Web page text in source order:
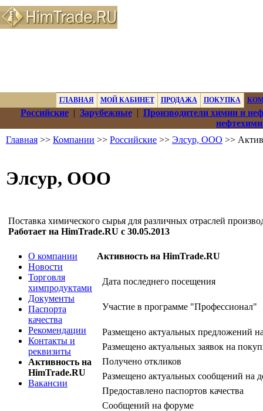
ГЛАВНАЯ МОЙ КАБИНЕТ ПРОДАЖА ПОКУПКА
Российские| Зарубежные| Производители химии и
Главная >> Компании >> Российские >> Элсур, ООО >>
Элсур, ООО
Поставка химического сырья для различных отраслей
Работает на HimTrade.RU с 30.05.2013
О компании
Новости
Торговля
химпродуктами
Документы
Паспорта
качества
Рекомендации
Контакты и
реквизиты
Активность на
HimTrade.RU
Вакансии
Активность на HimTrade.RU
Дата последнего посещения
Участие в программе "Профессионал"
Размещено актуальных предложений
Размещено актуальных заявок на
Получено откликов
Размещено актуальных сообщений на
Предоставлено паспортов качества
Сообщений на форуме